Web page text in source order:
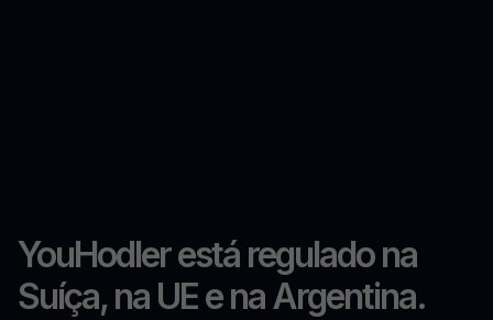
YouHodler está regulado na
Suíça, na UE e na Argentina.